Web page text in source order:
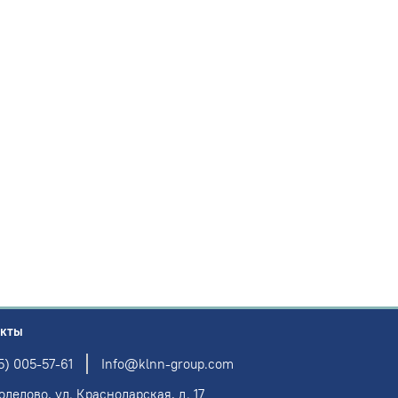
005-57-61
Info@klnn-group.com
ул. Краснодарская, д. 17